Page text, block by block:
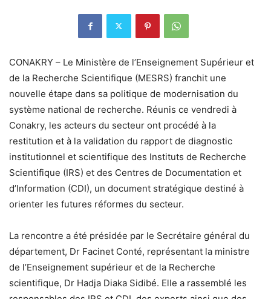
CONAKRY – Le Ministère de l’Enseignement Supérieur et
de la Recherche Scientifique (MESRS) franchit une
nouvelle étape dans sa politique de modernisation du
système national de recherche. Réunis ce vendredi à
Conakry, les acteurs du secteur ont procédé à la
restitution et à la validation du rapport de diagnostic
institutionnel et scientifique des Instituts de Recherche
Scientifique (IRS) et des Centres de Documentation et
d’Information (CDI), un document stratégique destiné à
orienter les futures réformes du secteur.
La rencontre a été présidée par le Secrétaire général du
département, Dr Facinet Conté, représentant la ministre
de l’Enseignement supérieur et de la Recherche
scientifique, Dr Hadja Diaka Sidibé. Elle a rassemblé les